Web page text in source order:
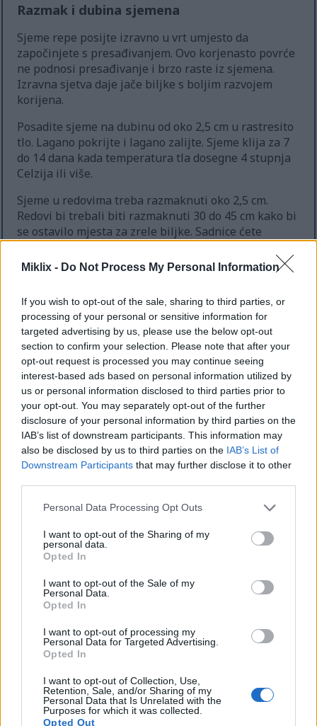
Miklix - Do Not Process My Personal Information
If you wish to opt-out of the sale, sharing to third parties, or
processing of your personal or sensitive information for
targeted advertising by us, please use the below opt-out
section to confirm your selection. Please note that after your
opt-out request is processed you may continue seeing
interest-based ads based on personal information utilized by
us or personal information disclosed to third parties prior to
your opt-out. You may separately opt-out of the further
disclosure of your personal information by third parties on the
IAB’s list of downstream participants. This information may
also be disclosed by us to third parties on the IAB’s List of
Downstream Participants that may further disclose it to other
Please note that this website/app uses one or more Google
not limited to your visit or usage behaviour. You may click to
grant or deny consent to Google and its third-party tags to
use your data for below specified purposes in below Google
consent section.
Personal Data Processing Opt Outs
I want to opt-out of the Sharing of my
personal data.
Opted In
I want to opt-out of the Sale of my
Personal Data.
Opted In
I want to opt-out of processing my
Personal Data for Targeted Advertising.
Opted In
I want to opt-out of Collection, Use,
Retention, Sale, and/or Sharing of my
Personal Data that Is Unrelated with the
Purposes for which it was collected.
Opted Out
Razmak i dubina sjemena
Sjeme repe posijte izravno u vrt umjesto da
započinjete s presađivanjem. Ovo korjenasto povrće
ne podnosi presađivanje i brzo raste iz sjemena.
Izravna sjetva daje jače biljke s boljim razvojem
korijena.
Posadite sjeme na dubinu od oko 2,5 cm u rastresito
tlo. Lagano pokrijte i lagano zalijte. Sjeme klija za 7
do 14 dana kada temperatura tla dosegne 4 stupnja
Celzija ili više.
Sjeme u redovima treba razmaknuti oko 2,5 cm.
Redovi bi trebali biti razmaknuti 30 do 45 cm kako bi
se ostavilo mjesta za zrele biljke. Sadnice ćete
Profesionalni savjet: Prilikom sadnje pomiješajte
rotkvice označavaju red i razbijaju koru tla,
pomažući sadnicama repe da lakše niknu.
Prorjeđivanje sadnica
Prorijedite sadnice repe kada dosegnu visinu od 7,5
cm. Uklonite slabije sadnice kako biste ostavili
razmak od 10 do 15 cm između preostalih biljaka.
Pravilan razmak omogućuje korijenju da se razvije
do pune veličine.
Prorijeđeno lišće sačuvajte za salate ili kuhanje.